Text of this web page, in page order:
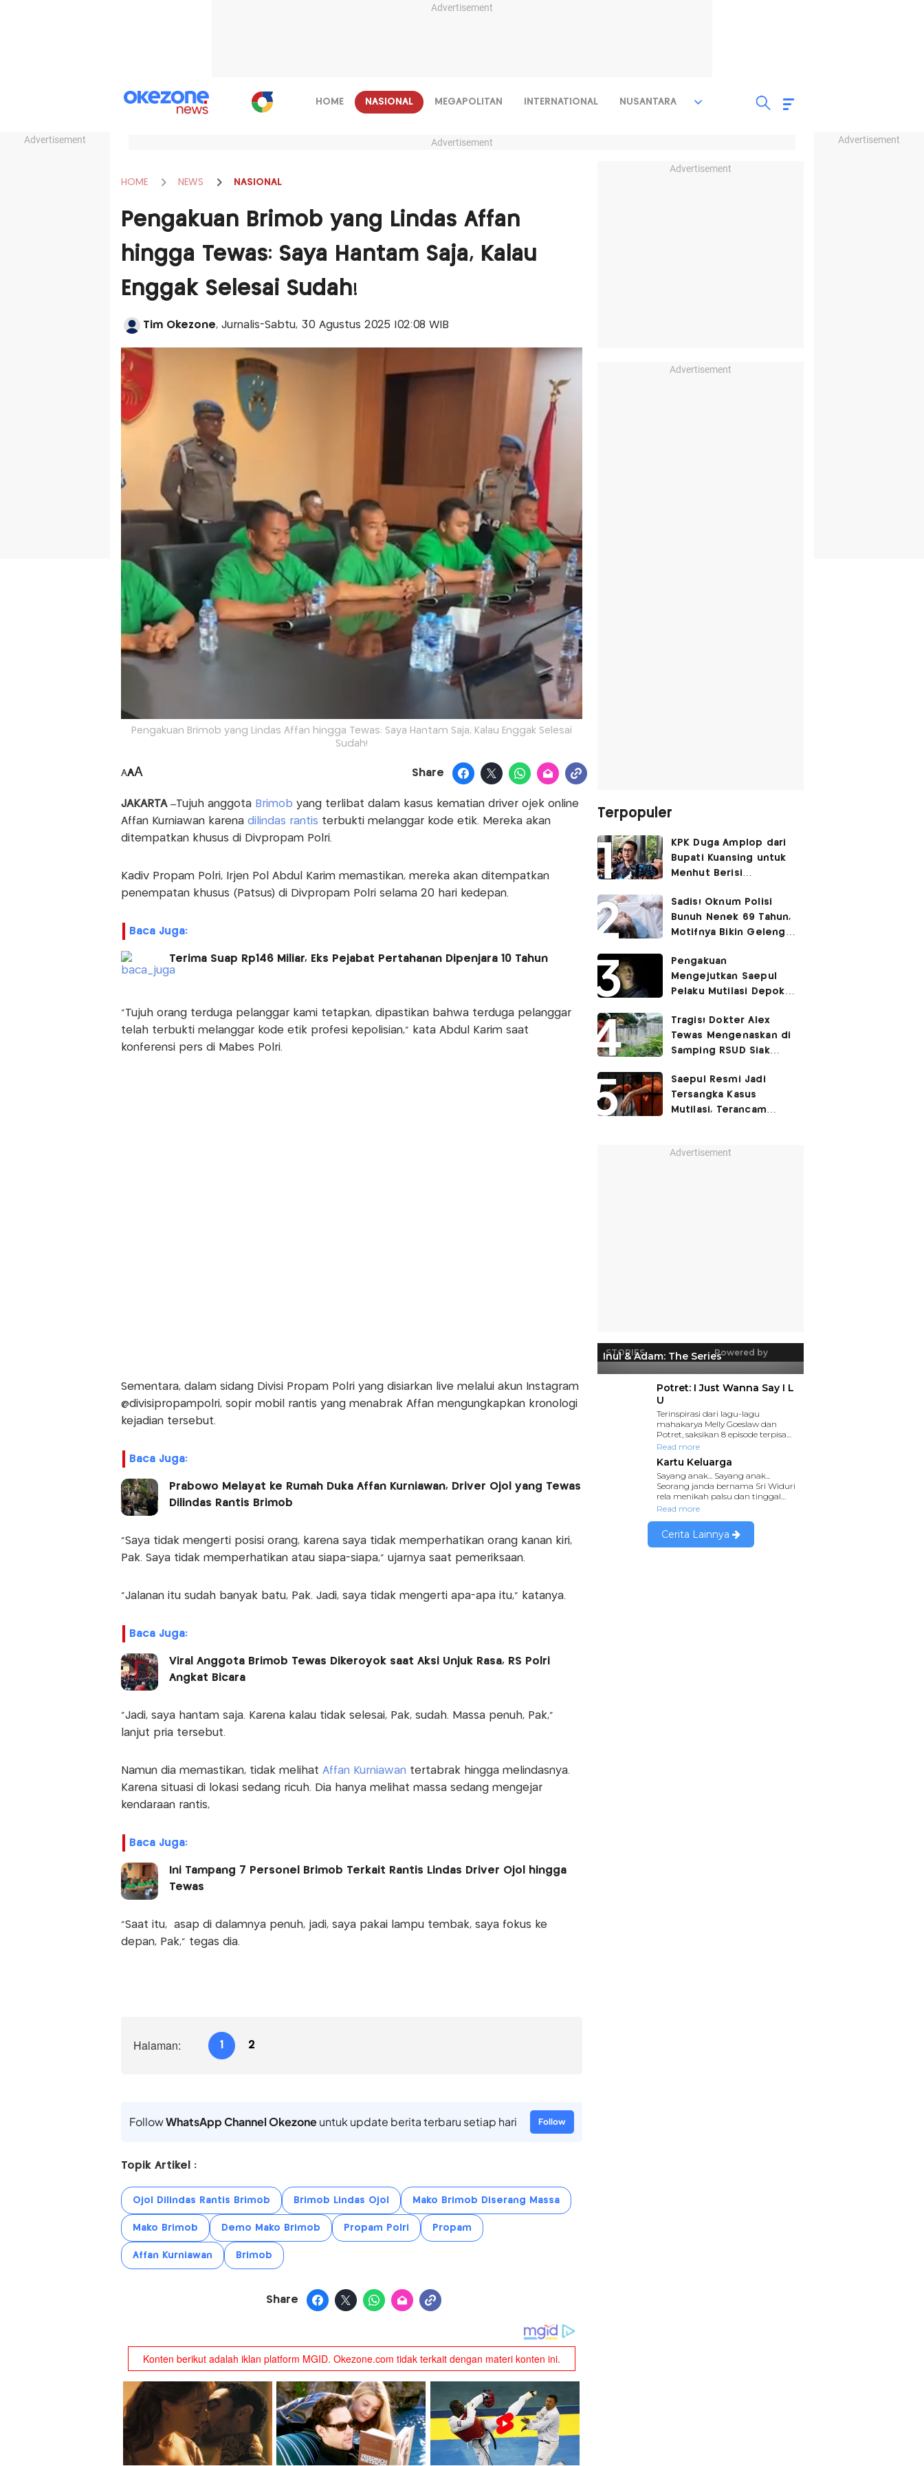
Advertisement
Advertisement Advertisement
HOME NASIONAL MEGAPOLITAN INTERNATIONAL NUSANTARA
Advertisement
HOME NEWS NASIONAL
Pengakuan Brimob yang Lindas Affan
hingga Tewas: Saya Hantam Saja, Kalau
Enggak Selesai Sudah!
Tim Okezone, Jurnalis-Sabtu, 30 Agustus 2025 |02:08 WIB
Pengakuan Brimob yang Lindas Affan hingga Tewas: Saya Hantam Saja, Kalau Enggak Selesai
Sudah!
AAA Share
JAKARTA –Tujuh anggota Brimob yang terlibat dalam kasus kematian driver ojek online
Affan Kurniawan karena dilindas rantis terbukti melanggar kode etik. Mereka akan
ditempatkan khusus di Divpropam Polri.
Kadiv Propam Polri, Irjen Pol Abdul Karim memastikan, mereka akan ditempatkan
penempatan khusus (Patsus) di Divpropam Polri selama 20 hari kedepan.
Baca Juga:
Terima Suap Rp146 Miliar, Eks Pejabat Pertahanan Dipenjara 10 Tahun
“Tujuh orang terduga pelanggar kami tetapkan, dipastikan bahwa terduga pelanggar
telah terbukti melanggar kode etik profesi kepolisian,” kata Abdul Karim saat
konferensi pers di Mabes Polri.
Sementara, dalam sidang Divisi Propam Polri yang disiarkan live melalui akun Instagram
@divisipropampolri, sopir mobil rantis yang menabrak Affan mengungkapkan kronologi
kejadian tersebut.
Baca Juga:
Prabowo Melayat ke Rumah Duka Affan Kurniawan, Driver Ojol yang Tewas
Dilindas Rantis Brimob
"Saya tidak mengerti posisi orang, karena saya tidak memperhatikan orang kanan kiri,
Pak. Saya tidak memperhatikan atau siapa-siapa," ujarnya saat pemeriksaan.
"Jalanan itu sudah banyak batu, Pak. Jadi, saya tidak mengerti apa-apa itu," katanya.
Baca Juga:
Viral Anggota Brimob Tewas Dikeroyok saat Aksi Unjuk Rasa, RS Polri
Angkat Bicara
"Jadi, saya hantam saja. Karena kalau tidak selesai, Pak, sudah. Massa penuh, Pak,"
lanjut pria tersebut.
Namun dia memastikan, tidak melihat Affan Kurniawan tertabrak hingga melindasnya.
Karena situasi di lokasi sedang ricuh. Dia hanya melihat massa sedang mengejar
kendaraan rantis,
Baca Juga:
Ini Tampang 7 Personel Brimob Terkait Rantis Lindas Driver Ojol hingga
Tewas
"Saat itu, asap di dalamnya penuh, jadi, saya pakai lampu tembak, saya fokus ke
depan, Pak," tegas dia.
Halaman: 1 2
FollowWhatsApp Channel Okezoneuntuk update berita terbaru setiap hari Follow
Topik Artikel :
Ojol Dilindas Rantis Brimob Brimob Lindas Ojol Mako Brimob Diserang Massa
Mako Brimob Demo Mako Brimob Propam Polri Propam
Affan Kurniawan Brimob
Share
Advertisement
Advertisement
Terpopuler
KPK Duga Amplop dari
Bupati Kuansing untuk
Menhut Berisi
Pengembaliannya
Belum Utuh
Sadis! Oknum Polisi
Bunuh Nenek 69 Tahun,
Motifnya Bikin Geleng
Pengakuan
Mengejutkan Saepul
Pelaku Mutilasi Depok:
Korban di Kontrakan
Tragis! Dokter Alex
Tewas Mengenaskan di
Samping RSUD Siak
Rocuronium
Saepul Resmi Jadi
Tersangka Kasus
Mutilasi, Terancam
Advertisement